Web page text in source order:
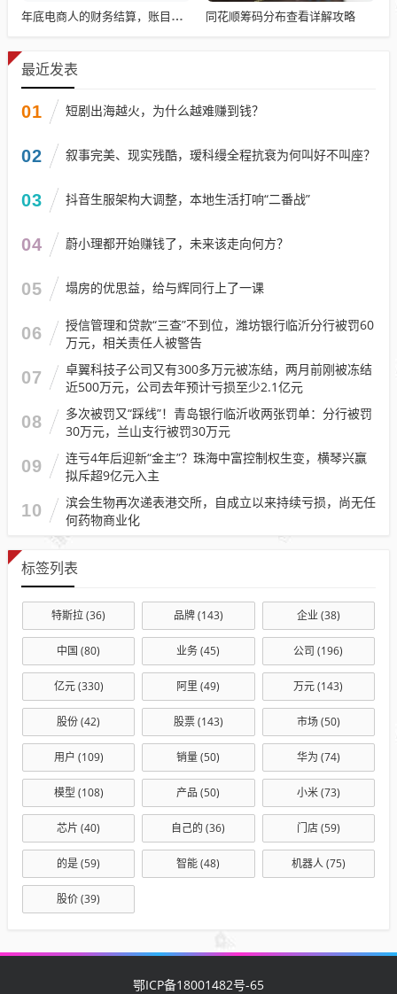
年底电商人的财务结算，账目清算与回顾 同花顺筹码分布查看详解攻略
最近发表
01 短剧出海越火，为什么越难赚到钱？
02 叙事完美、现实残酷，瑷科缦全程抗衰为何叫好不叫座？
03 抖音生服架构大调整，本地生活打响“二番战”
04 蔚小理都开始赚钱了，未来该走向何方？
05 塌房的优思益，给与辉同行上了一课
06
授信管理和贷款“三查”不到位，潍坊银行临沂分行被罚60
万元，相关责任人被警告
07
卓翼科技子公司又有300多万元被冻结，两月前刚被冻结
近500万元，公司去年预计亏损至少2.1亿元
08
多次被罚又“踩线”！青岛银行临沂收两张罚单：分行被罚
30万元，兰山支行被罚30万元
09
连亏4年后迎新“金主”？珠海中富控制权生变，横琴兴赢
拟斥超9亿元入主
10
滨会生物再次递表港交所，自成立以来持续亏损，尚无任
何药物商业化
标签列表
特斯拉(36) 品牌(143) 企业(38)
中国 (80) 业务(45) 公司 (196)
亿元(330) 阿里 (49) 万元(143)
股份(42) 股票(143) 市场(50)
用户 (109) 销量(50) 华为 (74)
模型 (108) 产品 (50) 小米(73)
芯片 (40) 自己的 (36) 门店(59)
的是(59) 智能(48) 机器人(75)
股价(39)
鄂ICP备18001482号-65